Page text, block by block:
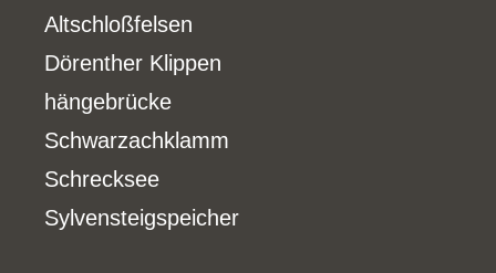
Altschloßfelsen
Dörenther Klippen
hängebrücke
Schwarzachklamm
Schrecksee
Sylvensteigspeicher